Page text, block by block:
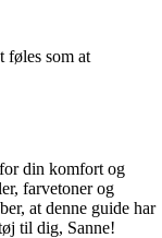
føles som at
din komfort og
farvetoner og
at denne guide har
til dig, Sanne!